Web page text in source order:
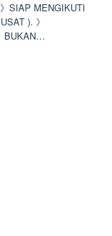
SIAP MENGIKUTI
). 》
BUKAN…